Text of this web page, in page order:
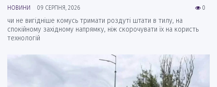
0
НОВИНИ 09 СЕРПНЯ, 2026
чи не вигідніше комусь тримати роздуті штати в тилу, на
спокійному західному напрямку, ніж скорочувати їх на користь
технологій